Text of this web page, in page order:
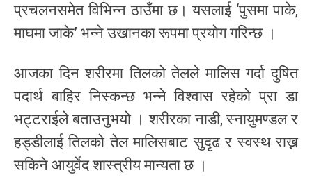
प्रचलनसमेत विभिन्न ठाउँमा छ। यसलाई ‘पुसमा पाके,
माघमा जाके’ भन्ने उखानका रूपमा प्रयोग गरिन्छ ।
आजका दिन शरीरमा तिलको तेलले मालिस गर्दा दुषित
पदार्थ बाहिर निस्कन्छ भन्ने विश्वास रहेको प्रा डा
भट्टराईले बताउनुभयो । शरीरका नाडी, स्नायुमण्डल र
हड्डीलाई तिलको तेल मालिसबाट सुदृढ र स्वस्थ राख्न
सकिने आयुर्वेद शास्त्रीय मान्यता छ ।